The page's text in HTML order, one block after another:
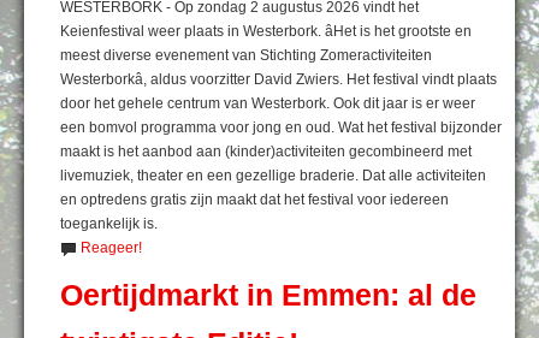
WESTERBORK - Op zondag 2 augustus 2026 vindt het
Keienfestival weer plaats in Westerbork. âHet is het grootste en
meest diverse evenement van Stichting Zomeractiviteiten
Westerborkâ, aldus voorzitter David Zwiers. Het festival vindt plaats
door het gehele centrum van Westerbork. Ook dit jaar is er weer
een bomvol programma voor jong en oud. Wat het festival bijzonder
maakt is het aanbod aan (kinder)activiteiten gecombineerd met
livemuziek, theater en een gezellige braderie. Dat alle activiteiten
en optredens gratis zijn maakt dat het festival voor iedereen
toegankelijk is.
Reageer!
Oertijdmarkt in Emmen: al de